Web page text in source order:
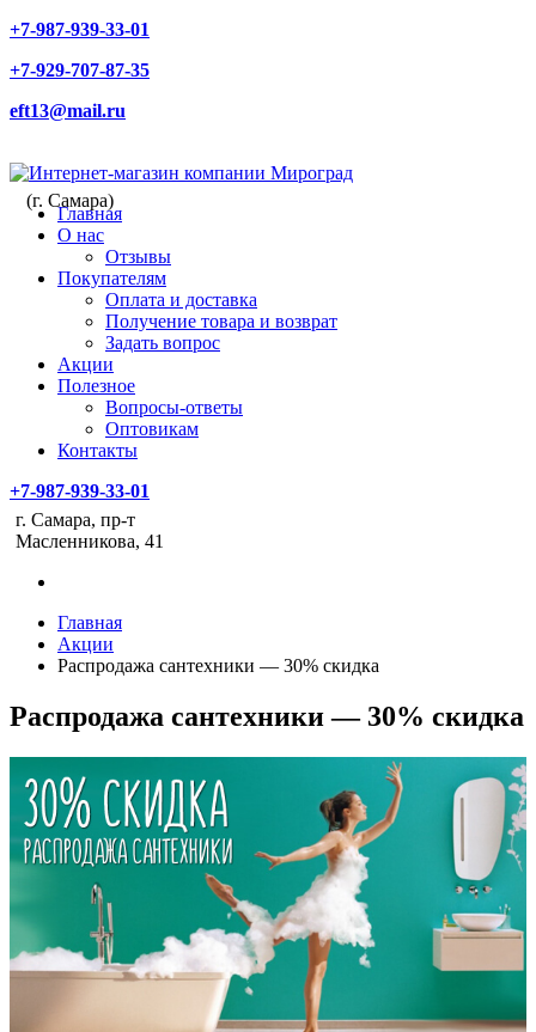
+7-987-939-33-01
+7-929-707-87-35
eft13@mail.ru
(г. Самара)
Главная
О нас
Отзывы
Покупателям
Оплата и доставка
Получение товара и возврат
Задать вопрос
Акции
Полезное
Вопросы-ответы
Оптовикам
Контакты
+7-987-939-33-01
г. Самара, пр-т
Масленникова, 41
Главная
Акции
Распродажа сантехники — 30% скидка
Распродажа сантехники — 30% скидка